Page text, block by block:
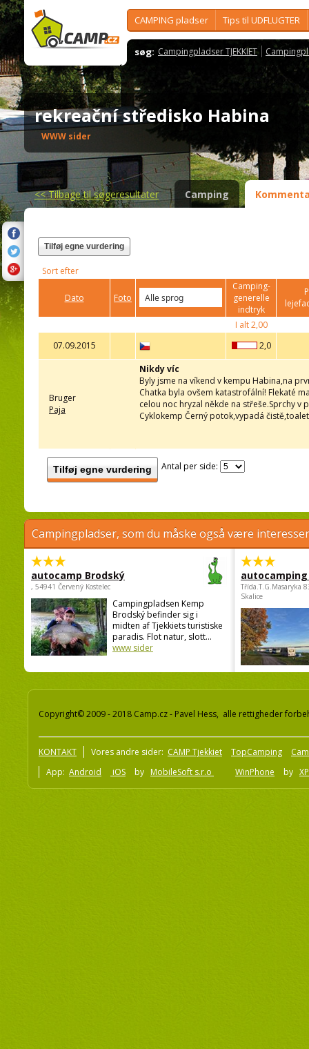
CAMPING pladser Tips til UDFLUGTER
søg: Campingpladser TJEKKIET
rekreační středisko Habina
WWW sider
<<Tilbage til søgeresultater Camping
Tilføj egne vurdering
Sort efter
Dato Foto
Camping-
generelle
indtryk
I alt2,00
07.09.2015
2,0
Bruger
Paja
Nikdy víc
Byly jsme na víkend v kempu Habina,na
Chatka byla ovšem katastrofální! Flekaté
celou noc hryzal někde na střeše.Sprchy
Cyklokemp Černý potok,vypadá
Tilføj egne vurdering Antal per side:
Campingpladser, som du måske også være
autocamp Brodský
, 54941 Červený Kostelec
Campingpladsen Kemp
Brodský befinder sig i
midten af Tjekkiets turistiske
paradis. Flot natur, slott...
www sider
autocamping
Třída.T.G.Masaryka
Skalice
Copyright© 2009 - 2018 Camp.cz - Pavel Hess, alle rettigheder
KONTAKT Vores andre sider: CAMP Tjekkiet TopCamping
App: Android iOS by MobileSoft s.r.o WinPhone by